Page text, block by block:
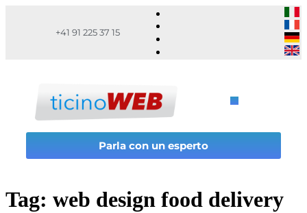
+41 91 225 37 15
Parla con un esperto
Tag: web design food delivery